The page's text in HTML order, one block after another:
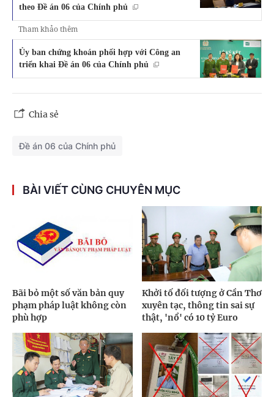
theo Đề án 06 của Chính phủ
Tham khảo thêm
Ủy ban chứng khoán phối hợp với Công an
triển khai Đề án 06 của Chính phủ
Chia sẻ
Đề án 06 của Chính phủ
BÀI VIẾT CÙNG CHUYÊN MỤC
Bãi bỏ một số văn bản quy
phạm pháp luật không còn
phù hợp
Khởi tố đối tượng ở Cần Thơ
xuyên tạc, thông tin sai sự
thật, 'nổ' có 10 tỷ Euro